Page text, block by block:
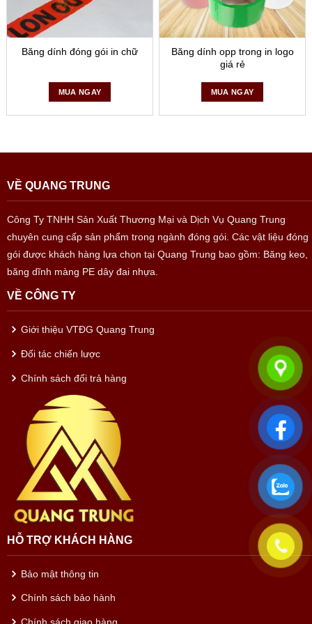
Băng dính đóng gói in chữ
MUA NGAY
Băng dính opp trong in logo
giá rẻ
MUA NGAY
VỀ QUANG TRUNG
Công Ty TNHH Sản Xuất Thương Mại và Dịch Vụ Quang Trung
chuyên cung cấp sản phẩm trong ngành đóng gói. Các vật liệu đóng
gói được khách hàng lựa chọn tại Quang Trung bao gồm: Băng keo,
băng dĩnh màng PE dây đai nhựa.
VỀ CÔNG TY
Giới thiệu VTĐG Quang Trung
Đối tác chiến lược
Chính sách đổi trả hàng
HỖ TRỢ KHÁCH HÀNG
Bảo mật thông tin
Chính sách bảo hành
Chính sách giao hàng